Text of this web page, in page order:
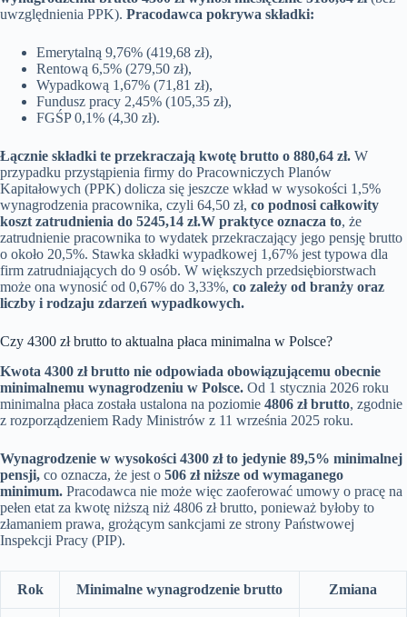
uwzględnienia PPK). Pracodawca pokrywa składki:
Emerytalną 9,76% (419,68 zł),
Rentową 6,5% (279,50 zł),
Wypadkową 1,67% (71,81 zł),
Fundusz pracy 2,45% (105,35 zł),
FGŚP 0,1% (4,30 zł).
Łącznie składki te przekraczają kwotę brutto o 880,64 zł. W
przypadku przystąpienia firmy do Pracowniczych Planów
Kapitałowych (PPK) dolicza się jeszcze wkład w wysokości 1,5%
wynagrodzenia pracownika, czyli 64,50 zł, co podnosi całkowity
koszt zatrudnienia do 5245,14 zł.W praktyce oznacza to, że
zatrudnienie pracownika to wydatek przekraczający jego pensję brutto
o około 20,5%. Stawka składki wypadkowej 1,67% jest typowa dla
firm zatrudniających do 9 osób. W większych przedsiębiorstwach
może ona wynosić od 0,67% do 3,33%, co zależy od branży oraz
liczby i rodzaju zdarzeń wypadkowych.
Czy 4300 zł brutto to aktualna płaca minimalna w Polsce?
Kwota 4300 zł brutto nie odpowiada obowiązującemu obecnie
minimalnemu wynagrodzeniu w Polsce. Od 1 stycznia 2026 roku
minimalna płaca została ustalona na poziomie 4806 zł brutto, zgodnie
z rozporządzeniem Rady Ministrów z 11 września 2025 roku.
Wynagrodzenie w wysokości 4300 zł to jedynie 89,5% minimalnej
pensji, co oznacza, że jest o 506 zł niższe od wymaganego
minimum. Pracodawca nie może więc zaoferować umowy o pracę na
pełen etat za kwotę niższą niż 4806 zł brutto, ponieważ byłoby to
złamaniem prawa, grożącym sankcjami ze strony Państwowej
Inspekcji Pracy (PIP).
Rok Minimalne wynagrodzenie brutto Zmiana